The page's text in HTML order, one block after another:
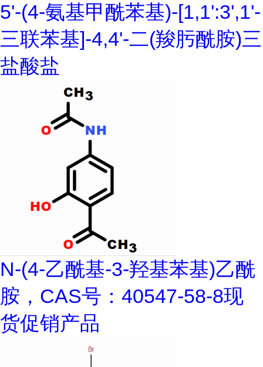
5'-(4-氨基甲酰苯基)-[1,1':3',1'-
三联苯基]-4,4'-二(羧肟酰胺)三
盐酸盐
N-(4-乙酰基-3-羟基苯基)乙酰
胺，CAS号：40547-58-8现
货促销产品